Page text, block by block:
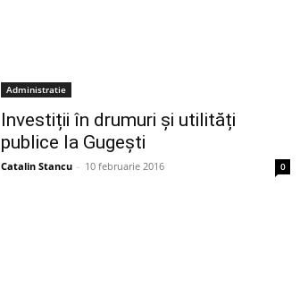
Administratie
Investiții în drumuri și utilități
publice la Gugești
Catalin Stancu - 10 februarie 2016 0